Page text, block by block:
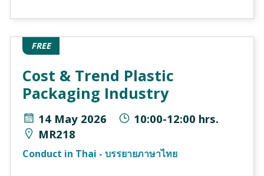
FREE
Cost & Trend Plastic
Packaging Industry
14 May 2026
10:00-12:00 hrs.
MR218
Conduct in Thai - บรรยายภาษาไทย